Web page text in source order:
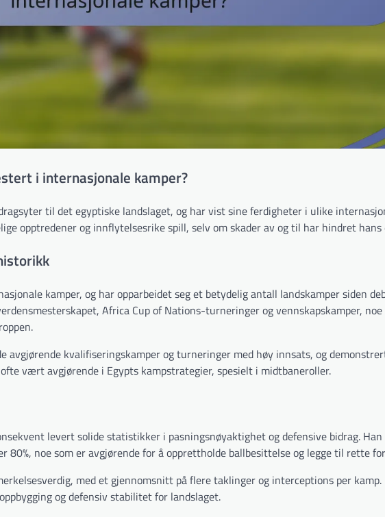
i internasjonale kamper?
til det egyptiske landslaget, og har vist sine ferdigheter i ulike
opptredener og innflytelsesrike spill, selv om skader av og til har hindret hans
kamper, og har opparbeidet seg et betydelig antall landskamper siden
Africa Cup of Nations-turneringer og vennskapskamper, noe
avgjørende kvalifiseringskamper og turneringer med høy innsats, og
vært avgjørende i Egypts kampstrategier, spesielt i midtbaneroller.
levert solide statistikker i pasningsnøyaktighet og defensive bidrag. Han
80%, noe som er avgjørende for å opprettholde ballbesittelse og legge til rette
med et gjennomsnitt på flere taklinger og interceptions per kamp.
og defensiv stabilitet for landslaget.